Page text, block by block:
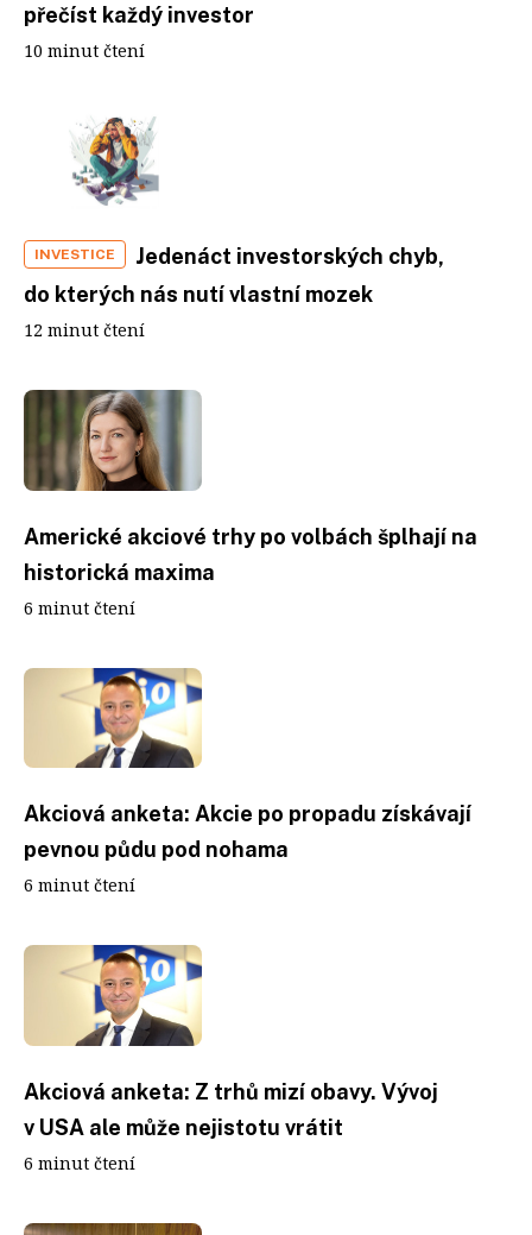
přečíst každý investor
10 minut čtení
INVESTICE
Jedenáct investorských chyb,
do kterých nás nutí vlastní mozek
12 minut čtení
Americké akciové trhy po volbách šplhají na
historická maxima
6 minut čtení
Akciová anketa: Akcie po propadu získávají
pevnou půdu pod nohama
6 minut čtení
Akciová anketa: Z trhů mizí obavy. Vývoj
v USA ale může nejistotu vrátit
6 minut čtení